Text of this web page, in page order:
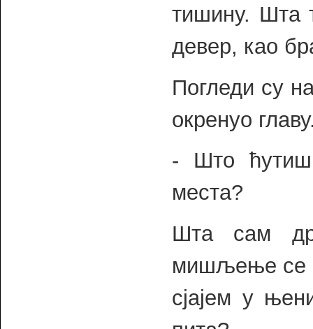
тишину. Шта
девер, као
Погледи су
окренуо
- Што
места?
Шта сам
мишљење се
сјајем у